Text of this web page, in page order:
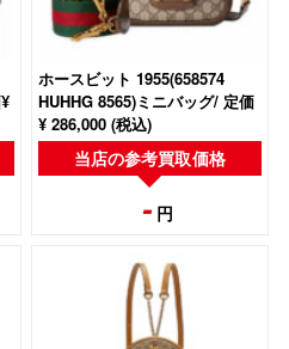
ホースビット 1955(658574
HUHHG 8565)ミニバッグ/ 定価
¥ 286,000 (税込)
当店の参考買取価格
- 円